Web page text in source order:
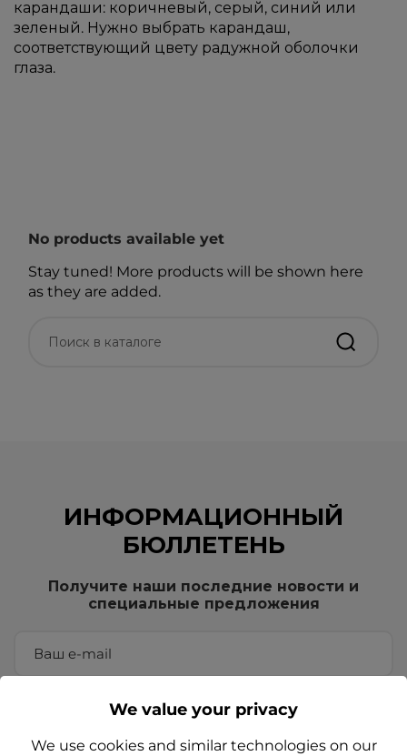
карандаши: коричневый, серый, синий или
зеленый. Нужно выбрать карандаш,
соответствующий цвету радужной оболочки
глаза.
No products available yet
Stay tuned! More products will be shown here
as they are added.
ИНФОРМАЦИОННЫЙ
БЮЛЛЕТЕНЬ
Получите наши последние новости и
специальные предложения
We value your privacy
We use cookies and similar technologies on our